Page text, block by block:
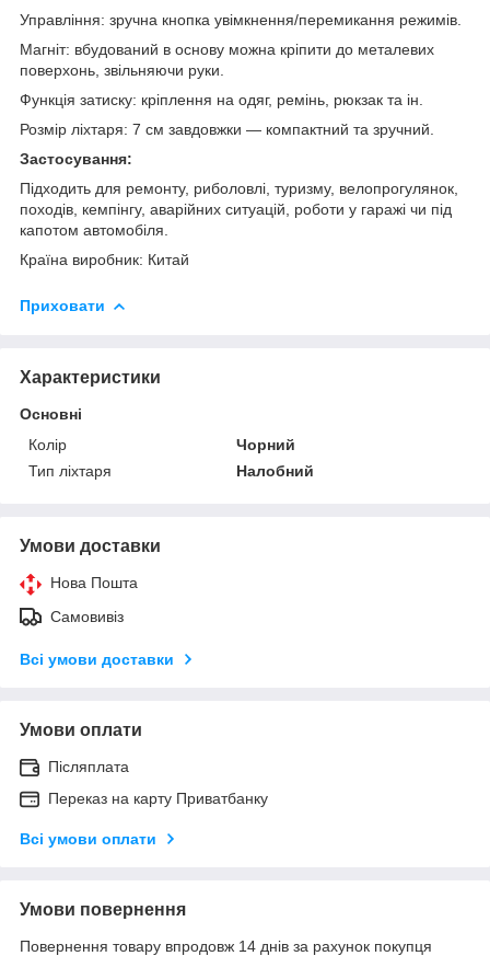
Управління: зручна кнопка увімкнення/перемикання режимів.
Магніт: вбудований в основу можна кріпити до металевих
поверхонь, звільняючи руки.
Функція затиску: кріплення на одяг, ремінь, рюкзак та ін.
Розмір ліхтаря: 7 см завдовжки — компактний та зручний.
Застосування:
Підходить для ремонту, риболовлі, туризму, велопрогулянок,
походів, кемпінгу, аварійних ситуацій, роботи у гаражі чи під
капотом автомобіля.
Країна виробник: Китай
Приховати
Характеристики
Основні
Колір
Чорний
Тип ліхтаря
Налобний
Умови доставки
Нова Пошта
Самовивіз
Всі умови доставки
Умови оплати
Післяплата
Переказ на карту Приватбанку
Всі умови оплати
Умови повернення
Повернення товару впродовж 14 днів за рахунок покупця